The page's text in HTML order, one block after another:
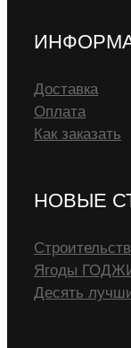
Доставка
Оплата
Как заказать
НОВЫЕ
Ягоды
Десять